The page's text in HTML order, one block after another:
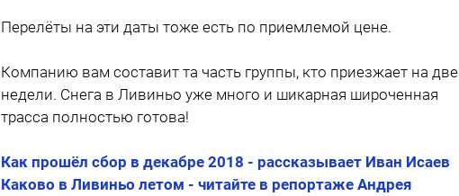
Перелёты на эти даты тоже есть по приемлемой цене.
Компанию вам составит та часть группы, кто приезжает на две
недели. Снега в Ливиньо уже много и шикарная широченная
трасса полностью готова!
Как прошёл сбор в декабре 2018 - рассказывает Иван Исаев
Каково в Ливиньо летом - читайте в репортаже Андрея